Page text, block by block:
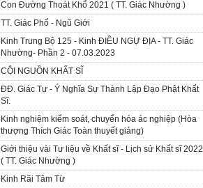
Con Đường Thoát Khổ 2021 ( TT. Giác Nhường )
TT. Giác Phổ - Ngũ Giới
Kinh Trung Bộ 125 - Kinh ÐIỀU NGỰ ĐỊA - TT. Giác
Nhường- Phần 2 - 07.03.2023
CỘI NGUỒN KHẤT SĨ
ĐĐ. Giác Tự - Ý Nghĩa Sự Thành Lập Đạo Phật Khất
Sĩ.
Kinh nghiệm kiểm soát, chuyển hóa ác nghiệp (Hòa
thượng Thích Giác Toàn thuyết giảng)
Giới thiệu vài Tư liệu về Khất sĩ - Lịch sử Khất sĩ 2022
( TT. Giác Nhường )
Kinh Rãi Tâm Từ